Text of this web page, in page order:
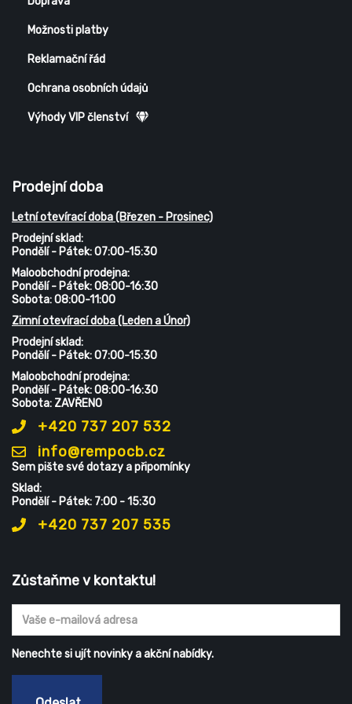
Možnosti platby
Reklamační řád
Ochrana osobních údajů
Výhody VIP členství
Prodejní doba
Letní otevírací doba (Březen - Prosinec)
Prodejní sklad:
Pondělí - Pátek: 07:00-15:30
Maloobchodní prodejna:
Pondělí - Pátek: 08:00-16:30
Sobota: 08:00-11:00
Zimní otevírací doba (Leden a Únor)
Prodejní sklad:
Pondělí - Pátek: 07:00-15:30
Maloobchodní prodejna:
Pondělí - Pátek: 08:00-16:30
Sobota: ZAVŘENO
+420 737 207 532
info@rempocb.cz
Sem pište své dotazy a připomínky
Sklad:
Pondělí - Pátek: 7:00 - 15:30
+420 737 207 535
Zůstaňme v kontaktu!
Nenechte si ujít novinky a akční nabídky.